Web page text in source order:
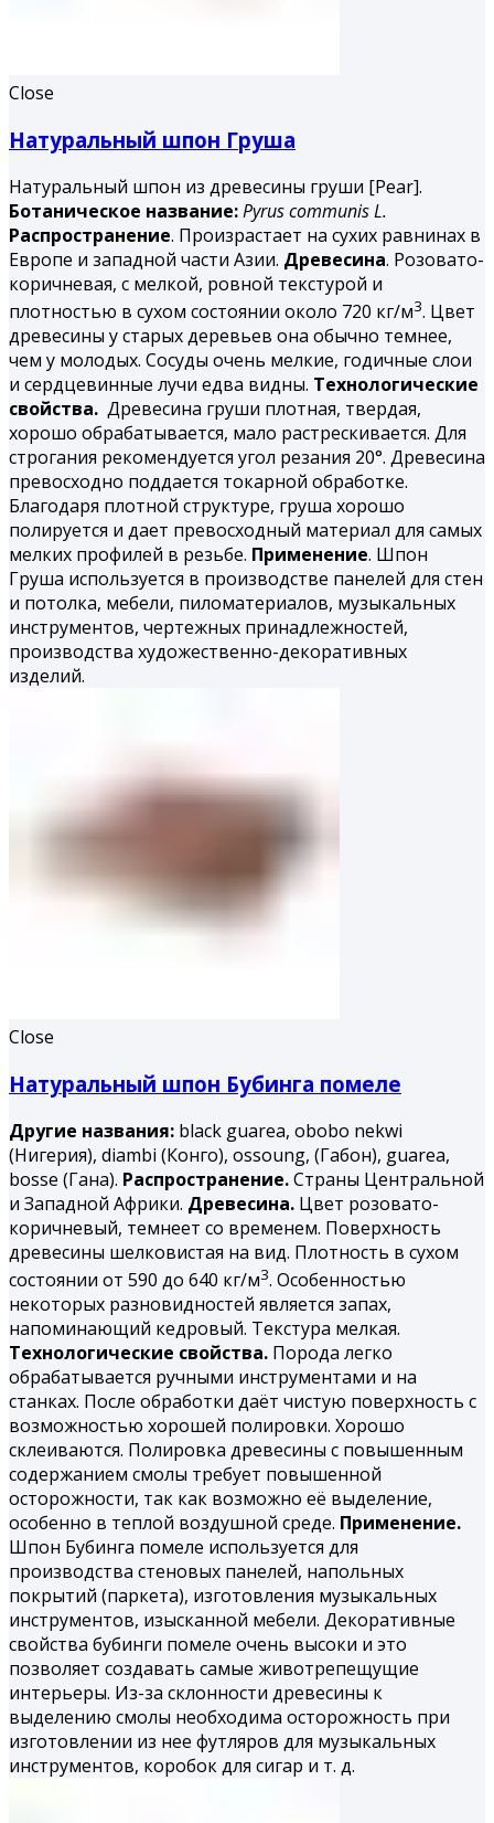
Close
Натуральный шпон Груша
Натуральный шпон из древесины груши [Pear].
Ботаническое название:PyruscommunisL.
Распространение. Произрастает на сухих равнинах в
Европе и западной части Азии. Древесина. Розовато-
коричневая, с мелкой, ровной тексту­рой и
плотностью в сухом состоянии около 720 кг/м3. Цвет
древесины у старых деревьев она обычно темнее,
чем у молодых. Сосуды очень мелкие, годичные слои
и сердцевинные лучи едва видны. Технологические
свойства. Древесина груши плотная, твердая,
хорошо обрабатывается, мало растрескивается. Для
строгания рекомендуется угол резания 20°. Древесина
превосходно под­дается токарной обработке.
Благодаря плотной структуре, груша хорошо
полируется и дает превосходный материал для самых
мелких профилей в резьбе. Применение. Шпон
Груша используется в производстве панелей для стен
и потолка, мебели, пиломатериалов, музыкальных
инструментов, чертежных принадлежностей,
производства ху­дожественно-декоративных
изделий.
Close
Натуральный шпон Бубинга помеле
Другие названия: black guarea, obobo nekwi
(Нигерия), diambi (Конго), ossoung, (Габон), guarea,
bosse (Гана). Распространение.Страны Центральной
и Западной Африки. Древесина. Цвет розовато-
коричневый, темнеет со временем. Поверхность
древесины шелковистая на вид. Плотность в сухом
состоянии от 590 до 640 кг/м3. Особенностью
некоторых разновидностей является запах,
напоминающий кедровый. Текстура мелкая.
Технологические свойства. Порода легко
обрабатывается ручными инструментами и на
станках. После обработки даёт чистую поверхность с
возможностью хорошей полировки. Хорошо
склеиваются. Полировка древесины с повышенным
содержанием смолы требует повышенной
осторожности, так как возможно её выделение,
особенно в теплой воздушной среде. Применение.
Шпон Бубинга помеле используется для
производства стеновых панелей, напольных
покрытий (паркета), изготовления музыкальных
инструментов, изысканной мебели. Декоративные
свойства бубинги помеле очень высоки и это
позволяет создавать самые животрепещущие
интерьеры. Из-за склонности древесины к
выделению смолы необходима осторожность при
изготовлении из нее футляров для музыкальных
инструментов, коробок для сигар и т. д.